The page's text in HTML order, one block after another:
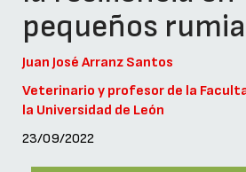
pequeños
Juan José Arranz Santos
Veterinario y profesor de la
la Universidad de León
23/09/2022